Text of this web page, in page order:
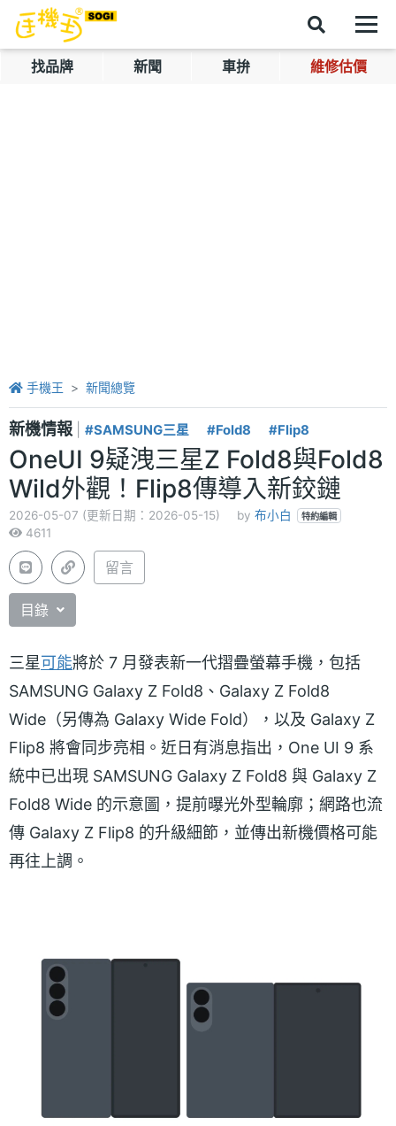
找品牌 新聞 車拚 維修估價
手機王 新聞總覽
新機情報 #SAMSUNG三星 #Fold8 #Flip8
OneUI 9疑洩三星Z Fold8與Fold8
Wild外觀！Flip8傳導入新鉸鏈
2026-05-07 (更新日期：2026-05-15) by 布小白 特約編輯
4611
留言
目錄
三星可能將於 7 月發表新一代摺疊螢幕手機，包括
SAMSUNG Galaxy Z Fold8、Galaxy Z Fold8
Wide（另傳為 Galaxy Wide Fold），以及 Galaxy Z
Flip8 將會同步亮相。近日有消息指出，One UI 9 系
統中已出現 SAMSUNG Galaxy Z Fold8 與 Galaxy Z
Fold8 Wide 的示意圖，提前曝光外型輪廓；網路也流
傳 Galaxy Z Flip8 的升級細節，並傳出新機價格可能
再往上調。